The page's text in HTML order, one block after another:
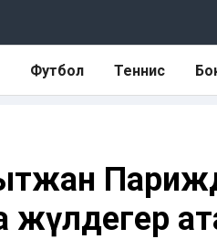
Футбол Теннис
жүлдегер